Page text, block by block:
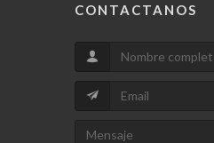
CONTACTANOS